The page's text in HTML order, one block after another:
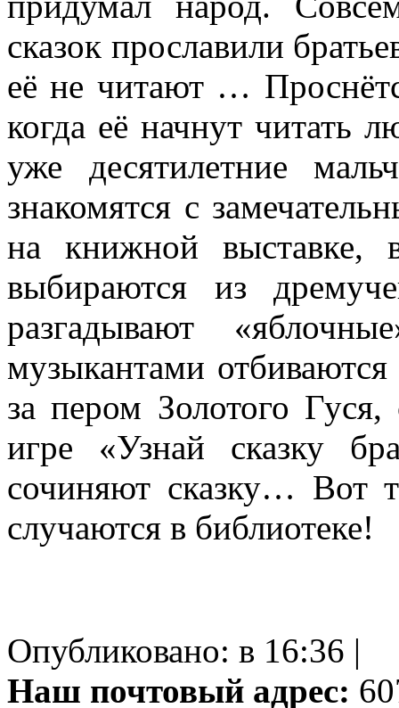
сказок прославили
её не читают …
когда её начнут читать
уже десятилетние
знакомятся с
на книжной выставке,
выбираются из
разгадывают
музыкантами
за пером Золотого
игре «Узнай сказку
сочиняют сказку… Вот
случаются в библиотеке!
Опубликовано: в 16:36 |
Наш почтовый адрес: